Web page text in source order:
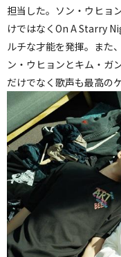
担当した。ソン・ウヒョ
けではなくOn A Starry
ルチな才能を発揮。また
ン・ウヒョンとキム・ガ
だけでなく歌声も最高の